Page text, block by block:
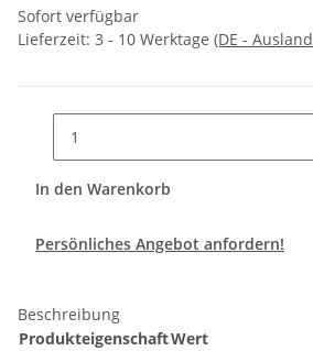
Sofort verfügbar
Lieferzeit: 3 - 10 Werktage (DE -
In den Warenkorb
Persönliches Angebot anfordern!
Beschreibung
ProdukteigenschaftWert